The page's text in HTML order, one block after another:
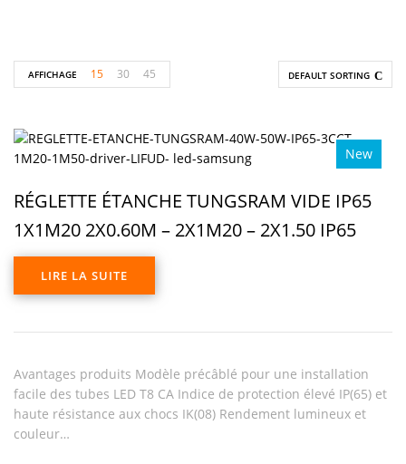
DEFAULT SORTING
AFFICHAGE 15 30 45
New
RÉGLETTE ÉTANCHE TUNGSRAM VIDE IP65
1X1M20 2X0.60M – 2X1M20 – 2X1.50 IP65
LIRE LA SUITE
Avantages produits Modèle précâblé pour une installation
facile des tubes LED T8 CA Indice de protection élevé IP(65) et
haute résistance aux chocs IK(08) Rendement lumineux et
couleur…